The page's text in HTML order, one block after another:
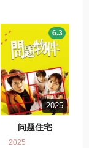
2025
问题住宅
6.3
2025